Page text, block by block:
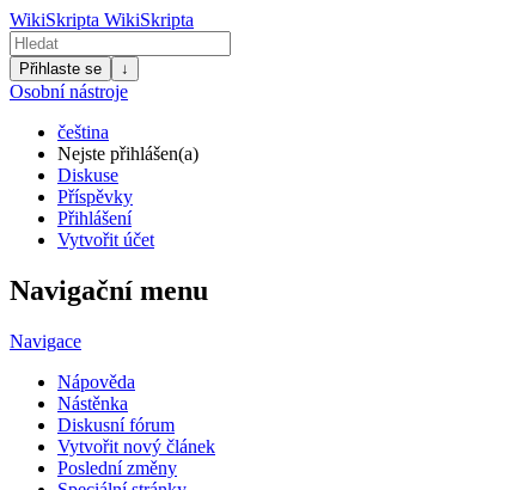
WikiSkripta WikiSkripta
Přihlaste se ↓
Osobní nástroje
čeština
Nejste přihlášen(a)
Diskuse
Příspěvky
Přihlášení
Vytvořit účet
Navigační menu
Navigace
Nápověda
Nástěnka
Diskusní fórum
Vytvořit nový článek
Poslední změny